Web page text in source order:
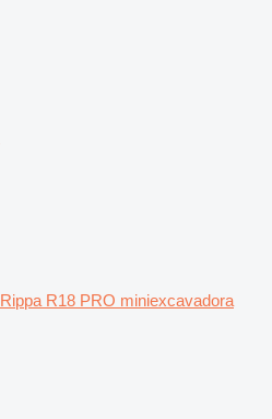
Rippa R18 PRO miniexcavadora